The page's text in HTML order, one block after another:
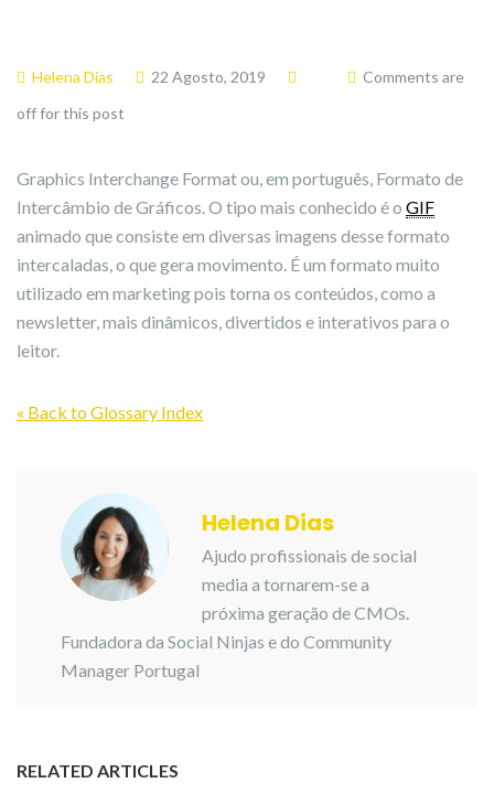
Helena Dias 22 Agosto, 2019
Comments are
off for this post
Graphics Interchange Format ou, em português, Formato de
Intercâmbio de Gráficos. O tipo mais conhecido é o GIF
animado que consiste em diversas imagens desse formato
intercaladas, o que gera movimento. É um formato muito
utilizado em marketing pois torna os conteúdos, como a
newsletter, mais dinâmicos, divertidos e interativos para o
leitor.
« Back to Glossary Index
Helena Dias
Ajudo profissionais de social
media a tornarem-se a
próxima geração de CMOs.
Fundadora da Social Ninjas e do Community
Manager Portugal
RELATED ARTICLES